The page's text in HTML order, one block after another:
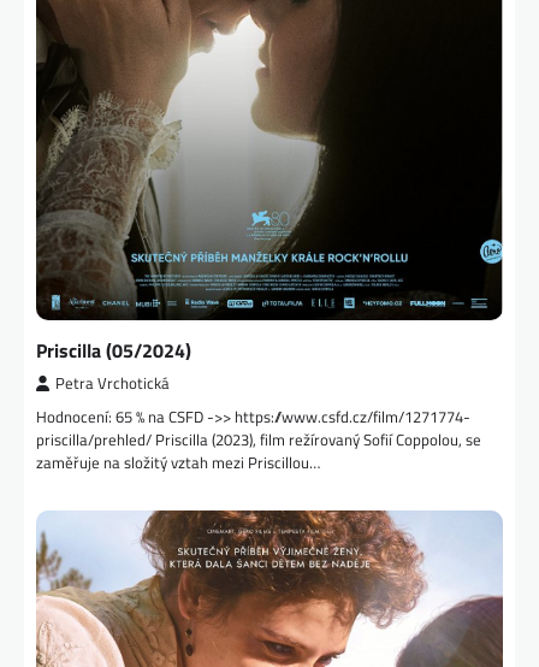
Priscilla (05/2024)
Petra Vrchotická
Hodnocení: 65 % na CSFD ->> https://www.csfd.cz/film/1271774-
priscilla/prehled/ Priscilla (2023), film režírovaný Sofií Coppolou, se
zaměřuje na složitý vztah mezi Priscillou…